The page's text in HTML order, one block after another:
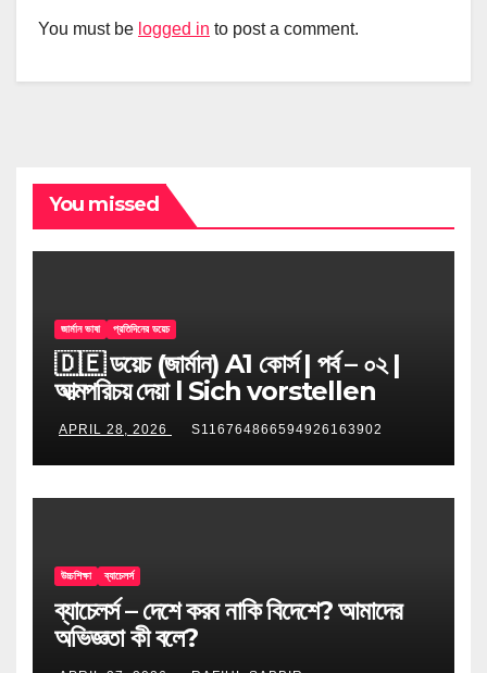
You must be logged in to post a comment.
You missed
জার্মান ভাষা প্রতিদিনের ডয়েচ
🇩🇪 ডয়েচ (জার্মান) A1 কোর্স | পর্ব – ০২ |
আত্মপরিচয় দেয়া l Sich vorstellen
APRIL 28, 2026 S116764866594926163902
উচ্চশিক্ষা ব্যাচেলর্স
ব্যাচেলর্স – দেশে করব নাকি বিদেশে? আমাদের
অভিজ্ঞতা কী বলে?